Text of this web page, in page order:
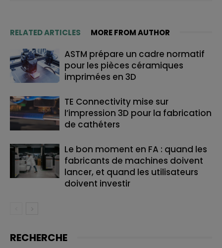
RELATED ARTICLES MORE FROM AUTHOR
ASTM prépare un cadre normatif
pour les pièces céramiques
imprimées en 3D
TE Connectivity mise sur
l’impression 3D pour la fabrication
de cathéters
Le bon moment en FA : quand les
fabricants de machines doivent
lancer, et quand les utilisateurs
doivent investir
RECHERCHE